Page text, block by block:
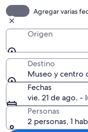
Agregar varias
Origen
Destino
Museo y centro
Fechas
vie. 21 de ago. -
Personas
2 personas, 1